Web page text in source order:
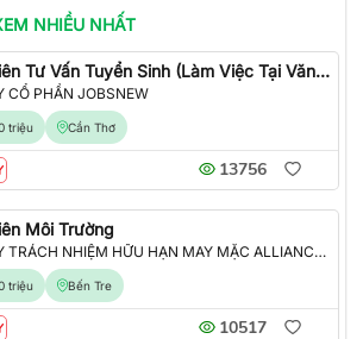
NHIỀU NHẤT
Nhân Viên Tư Vấn Tuyển Sinh (Làm Việc Tại Văn Phòng)
CỔ PHẦN JOBSNEW
triệu Cần Thơ
13756
Môi Trường
CÔNG TY TRÁCH NHIỆM HỮU HẠN MAY MẶC ALLIANCE ONE
triệu Bến Tre
10517